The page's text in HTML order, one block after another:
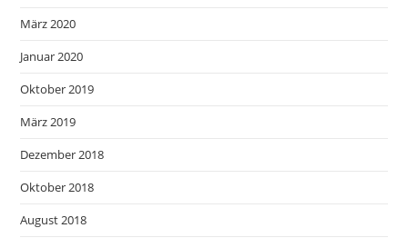
März 2020
Januar 2020
Oktober 2019
März 2019
Dezember 2018
Oktober 2018
August 2018